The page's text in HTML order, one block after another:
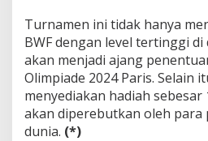
Turnamen ini tidak hanya
BWF dengan level tertinggi
akan menjadi ajang
Olimpiade 2024 Paris. Selain
menyediakan hadiah sebesar
akan diperebutkan oleh para
dunia. (*)